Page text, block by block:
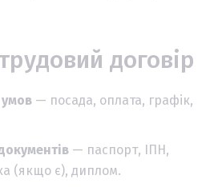
договір
— посада, оплата, графік,
— паспорт, ІПН,
(якщо є), диплом.